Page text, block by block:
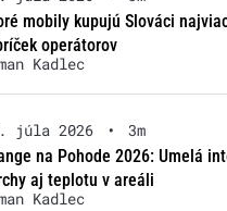
mobily kupujú Slováci
operátorov
Kadlec
júla 2026 •
3m
na Pohode 2026: Umelá
aj teplotu v areáli
Kadlec